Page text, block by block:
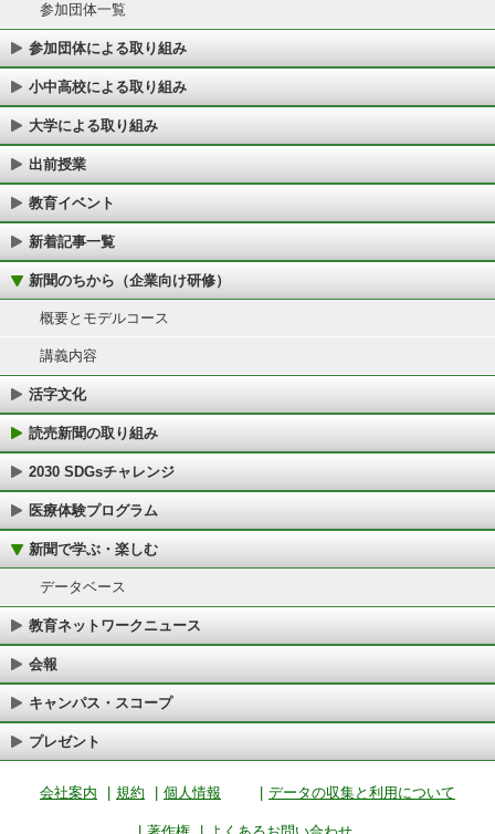
参加団体一覧
参加団体による取り組み
小中高校による取り組み
大学による取り組み
出前授業
教育イベント
新着記事一覧
新聞のちから（企業向け研修）
概要とモデルコース
講義内容
活字文化
読売新聞の取り組み
2030 SDGsチャレンジ
医療体験プログラム
新聞で学ぶ・楽しむ
データベース
教育ネットワークニュース
会報
キャンパス・スコープ
プレゼント
会社案内 規約 個人情報 データの収集と利用について